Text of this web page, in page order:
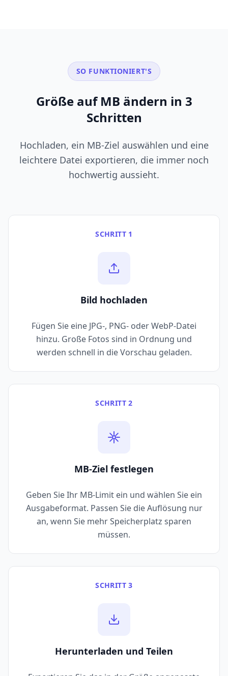
SO FUNKTIONIERT'S
Größe auf MB ändern in 3
Schritten
Hochladen, ein MB-Ziel auswählen und eine
leichtere Datei exportieren, die immer noch
hochwertig aussieht.
SCHRITT 1
Bild hochladen
Fügen Sie eine JPG-, PNG- oder WebP-Datei
hinzu. Große Fotos sind in Ordnung und
werden schnell in die Vorschau geladen.
SCHRITT 2
MB-Ziel festlegen
Geben Sie Ihr MB-Limit ein und wählen Sie ein
Ausgabeformat. Passen Sie die Auflösung nur
an, wenn Sie mehr Speicherplatz sparen
müssen.
SCHRITT 3
Herunterladen und Teilen